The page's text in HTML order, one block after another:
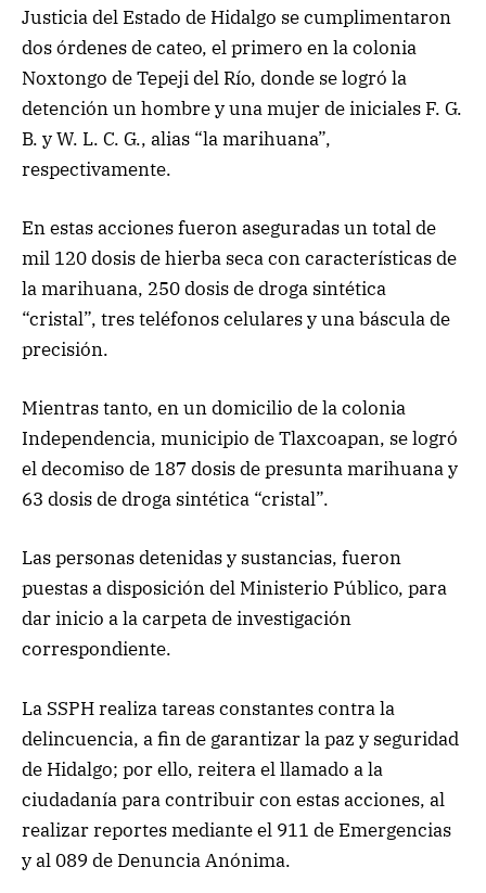
Justicia del Estado de Hidalgo se cumplimentaron
dos órdenes de cateo, el primero en la colonia
Noxtongo de Tepeji del Río, donde se logró la
detención un hombre y una mujer de iniciales F. G.
B. y W. L. C. G., alias “la marihuana”,
respectivamente.
En estas acciones fueron aseguradas un total de
mil 120 dosis de hierba seca con características de
la marihuana, 250 dosis de droga sintética
“cristal”, tres teléfonos celulares y una báscula de
precisión.
Mientras tanto, en un domicilio de la colonia
Independencia, municipio de Tlaxcoapan, se logró
el decomiso de 187 dosis de presunta marihuana y
63 dosis de droga sintética “cristal”.
Las personas detenidas y sustancias, fueron
puestas a disposición del Ministerio Público, para
dar inicio a la carpeta de investigación
correspondiente.
La SSPH realiza tareas constantes contra la
delincuencia, a fin de garantizar la paz y seguridad
de Hidalgo; por ello, reitera el llamado a la
ciudadanía para contribuir con estas acciones, al
realizar reportes mediante el 911 de Emergencias
y al 089 de Denuncia Anónima.